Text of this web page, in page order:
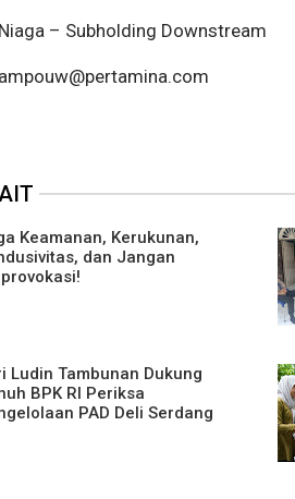
– Subholding Downstream
Keamanan, Kerukunan,
dan Jangan
Ludin Tambunan Dukung
BPK RI Periksa
PAD Deli Serdang